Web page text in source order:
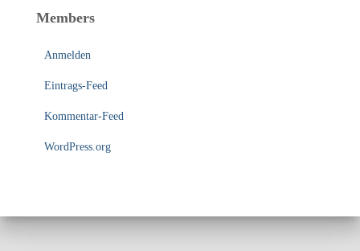
Members
Anmelden
Eintrags-Feed
Kommentar-Feed
WordPress.org